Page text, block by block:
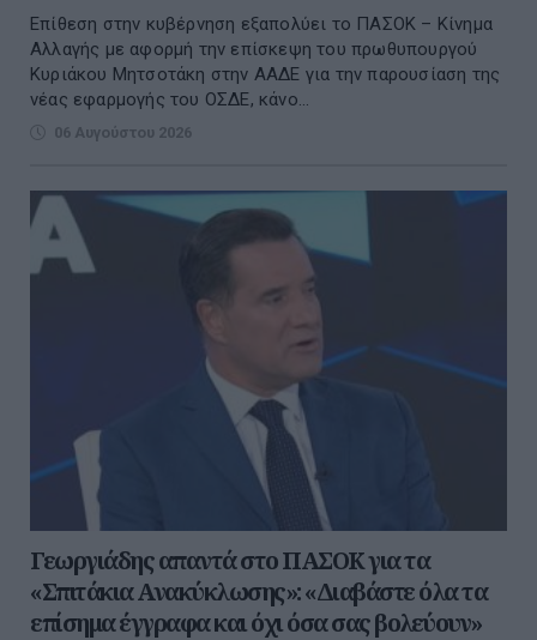
Επίθεση στην κυβέρνηση εξαπολύει το ΠΑΣΟΚ – Κίνημα
Αλλαγής με αφορμή την επίσκεψη του πρωθυπουργού
Κυριάκου Μητσοτάκη στην ΑΑΔΕ για την παρουσίαση της
νέας εφαρμογής του ΟΣΔΕ, κάνο...
06 Αυγούστου 2026
Γεωργιάδης απαντά στο ΠΑΣΟΚ για τα
«Σπιτάκια Ανακύκλωσης»: «Διαβάστε όλα τα
επίσημα έγγραφα και όχι όσα σας βολεύουν»